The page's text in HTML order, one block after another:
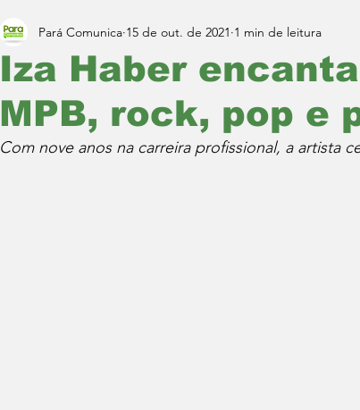
Iza Haber
MPB, rock, pop e
Pará Comunica 15 de out. de 2021 1 min de leitura
Com nove anos na carreira profissional, a artista